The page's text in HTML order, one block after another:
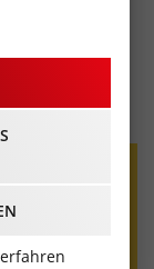
Uhr